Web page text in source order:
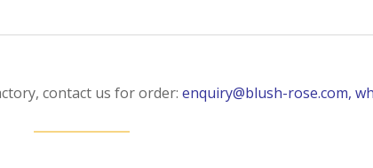
contact us for order:enquiry@blush-rose.com,